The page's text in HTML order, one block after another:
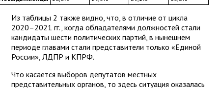
Из таблицы 2 также видно, что, в отличие от цикла
2020–2021 гг., когда обладателями должностей стали
кандидаты шести политических партий, в нынешнем
периоде главами стали представители только «Единой
России», ЛДПР и КПРФ.
Что касается выборов депутатов местных
представительных органов, то здесь ситуация оказалась